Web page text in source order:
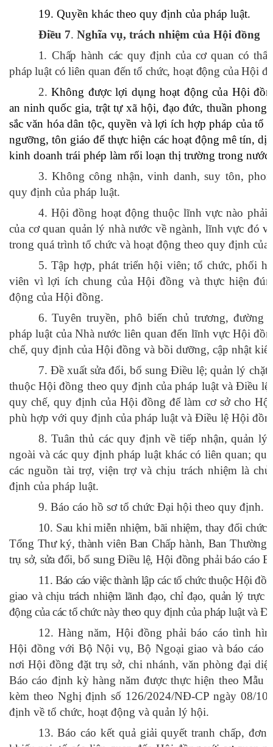
19. Quyền khác theo quy định của pháp luật.
Điều 7. Nghĩa vụ, trách nhiệm của Hội đồng
1. Chấp hành các quy định của cơ quan có
pháp luật có liên quan đến tổ chức, hoạt động của Hội
2.Không được lợi dụng hoạt động của Hội
an ninh quốc gia, trật tự xã hội, đạo đức, thuần phong
sắc văn hóa dân tộc, quyền và lợi ích hợp pháp của tổ
ngưỡng, tôn giáo để thực hiện các hoạt động mê tín, dị
kinh doanh trái phép làm rối loạn thị trường trong nước.
3. Không công nhận, vinh danh, suy tôn,
quy định của pháp luật.
4. Hội đồng hoạt động thuộc lĩnh vực nào phải
của cơ quan quản lý nhà nước về ngành, lĩnh vực đó
trong quá trình tổ chức và hoạt động theo quy định của
5. Tập hợp, phát triển hội viên; tổ chức, phối
viên vì lợi ích chung của Hội đồng và thực hiện
động của Hội đồng.
6. Tuyên truyền, phô biến chủ trương, đường
pháp luật của Nhà nước liên quan đến lĩnh vực Hội
chế, quy định của Hội đồng và bồi dưỡng, cập nhật
7. Đề xuất sửa đổi, bổ sung Điều lệ; quản lý chặt
thuộc Hội đồng theo quy định của pháp luật và Điều
quy chế, quy định của Hội đồng để làm cơ sở cho
phù hợp với quy định của pháp luật và Điều lệ Hội
8. Tuân thủ các quy định về tiếp nhận, quản
ngoài và các quy định pháp luật khác có liên quan;
các nguồn tài trợ, viện trợ và chịu trách nhiệm là
định của pháp luật.
9. Báo cáo hồ sơ tổ chức Đại hội theo quy định.
10. Sau khi miễn nhiệm, bãi nhiệm, thay đổi
Tổng Thư ký, thành viên Ban Chấp hành, Ban Thường
trụ sở, sửa đổi, bổ sung Điều lệ, Hội đồng phải báo cáo
11 . Báo cáo việc thành lập các tổ chức thuộc Hội
giao và chịu trách nhiệm lãnh đạo, chỉ đạo, quản lý trực
động của các tổ chức này theo quy định của pháp luật và
12. Hàng năm, Hội đồng phải báo cáo tình
Hội đồng với Bộ Nội vụ, Bộ Ngoại giao và báo cáo
nơi Hội đồng đặt trụ sở, chi nhánh, văn phòng đại
Báo cáo định kỳ hàng năm được thực hiện theo Mẫu
kèm theo Nghị định số 126/2024/NĐ-CP ngày 08/
định về tổ chức, hoạt động và quản lý hội.
13. Báo cáo kết quả giải quyết tranh chấp,